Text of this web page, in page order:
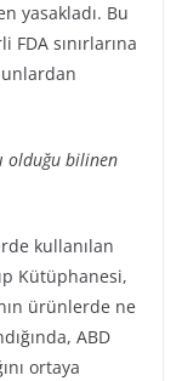
yasakladı. Bu
FDA sınırlarına
olduğu bilinen
kullanılan
Kütüphanesi,
ürünlerde ne
ABD
ortaya